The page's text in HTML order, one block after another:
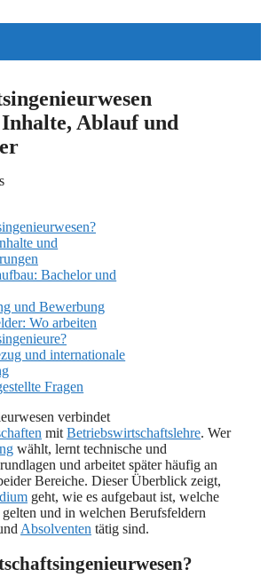
Ablauf und
und
Bachelor und
und Bewerbung
Wo arbeiten
und internationale
Fragen
verbindet
mit Betriebswirtschaftslehre. Wer
wählt, lernt technische und
und arbeitet später häufig an
Bereiche. Dieser Überblick zeigt,
geht, wie es aufgebaut ist, welche
gelten und in welchen Berufsfeldern
Absolventen tätig sind.